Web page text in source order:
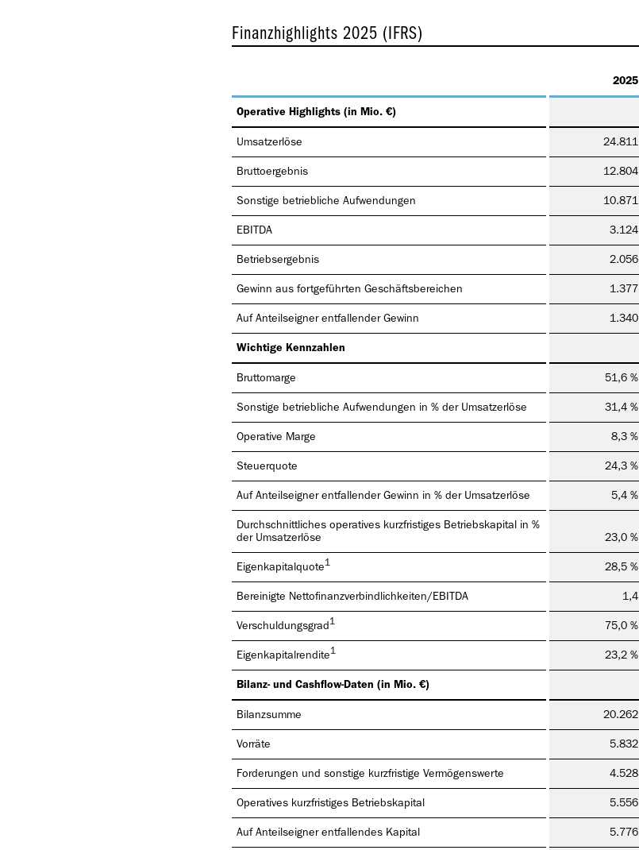
Finanzhighlights 2025 (IFRS)
2025
Operative Highlights (in Mio. €)
Umsatzerlöse 24.811
Bruttoergebnis 12.804
Sonstige betriebliche Aufwendungen 10.871
EBITDA 3.124
Betriebsergebnis 2.056
Gewinn aus fortgeführten Geschäftsbereichen 1.377
Auf Anteilseigner entfallender Gewinn 1.340
Wichtige Kennzahlen
Bruttomarge 51,6 %
Sonstige betriebliche Aufwendungen in % der Umsatzerlöse 31,4 %
Operative Marge 8,3 %
Steuerquote 24,3 %
Auf Anteilseigner entfallender Gewinn in % der Umsatzerlöse 5,4 %
Durchschnittliches operatives kurzfristiges Betriebskapital in %
der Umsatzerlöse
23,0 %
Eigenkapitalquote1 28,5 %
Bereinigte Nettofinanzverbindlichkeiten/EBITDA 1,4
Verschuldungsgrad 1 75,0 %
Eigenkapitalrendite1 23,2 %
Bilanz- und Cashflow-Daten (in Mio. €)
Bilanzsumme 20.262
Vorräte 5.832
Forderungen und sonstige kurzfristige Vermögenswerte 4.528
Operatives kurzfristiges Betriebskapital 5.556
Auf Anteilseigner entfallendes Kapital 5.776